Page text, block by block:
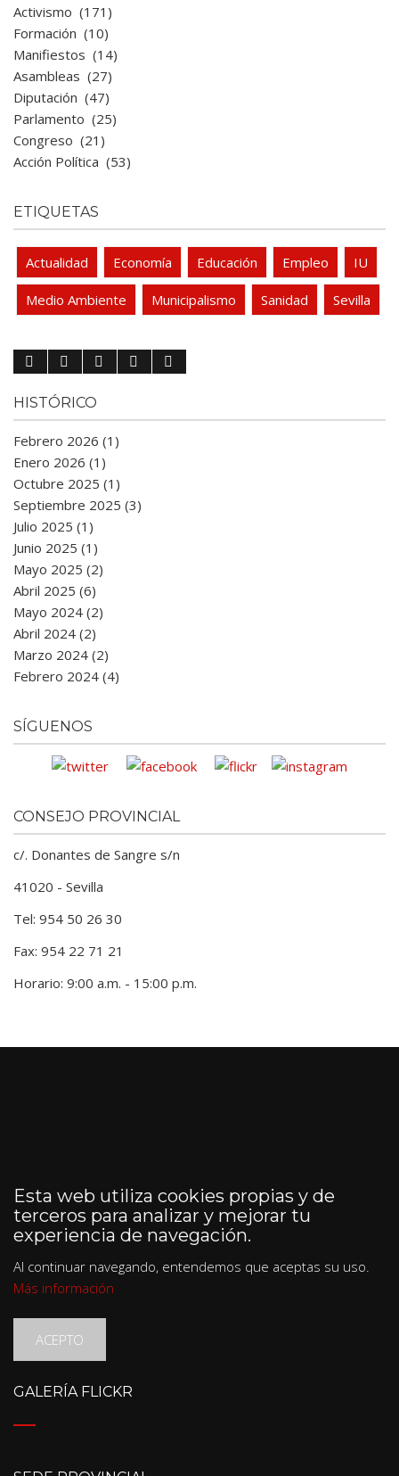
Activismo (171)
Formación (10)
Manifiestos (14)
Asambleas (27)
Diputación (47)
Parlamento (25)
Congreso (21)
Acción Política (53)
ETIQUETAS
Actualidad Economía Educación Empleo IU
Medio Ambiente Municipalismo Sanidad Sevilla
HISTÓRICO
Febrero 2026 (1)
Enero 2026 (1)
Octubre 2025 (1)
Septiembre 2025 (3)
Julio 2025 (1)
Junio 2025 (1)
Mayo 2025 (2)
Abril 2025 (6)
Mayo 2024 (2)
Abril 2024 (2)
Marzo 2024 (2)
Febrero 2024 (4)
SÍGUENOS
CONSEJO PROVINCIAL
c/. Donantes de Sangre s/n
41020 - Sevilla
Tel: 954 50 26 30
Fax: 954 22 71 21
Horario: 9:00 a.m. - 15:00 p.m.
Esta web utiliza cookies propias y de
terceros para analizar y mejorar tu
experiencia de navegación.
Al continuar navegando, entendemos que aceptas su uso.
Más información
ACEPTO
GALERÍA FLICKR